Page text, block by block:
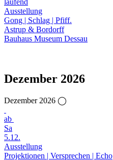
Ausstellung
Gong | Schlag | Pfiff.
Astrup & Bordorff
Bauhaus Museum Dessau
Dezember 2026
Dezember 2026 ◯
ab
Sa
5.12.
Ausstellung
Projektionen | Versprechen | Echo